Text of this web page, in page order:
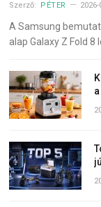
Szerző: PÉTER 2026-
A Samsung
alap Galaxy Z Fold 8